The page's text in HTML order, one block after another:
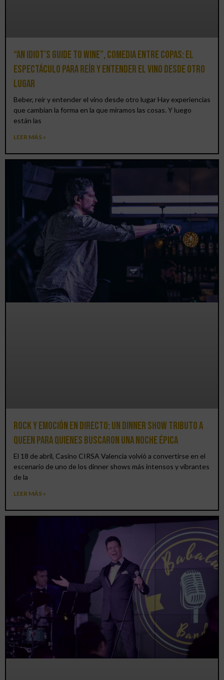
“An Idiot’s Guide to Wine”, comedia entre copas: el
espectáculo para reír y entender el vino desde otro
lugar
Beber, reír y entender el vino desde otro lugar Hay experiencias
que cambian la forma en la que miramos las cosas. Y luego
están las
LEER MÁS »
Rock y emoción en directo: un Dinner Show Tributo a
Queen para quienes buscaron una noche épica
El 18 de abril, Casino CIRSA Valencia volvió a convertirse en el
escenario de uno de los dinner shows más intensos y vibrantes
de la
LEER MÁS »